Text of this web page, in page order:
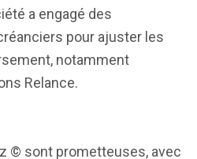
a engagé des
pour ajuster les
notamment
Relance.
© sont prometteuses, avec